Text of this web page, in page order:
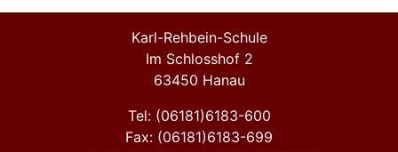
Karl-Rehbein-Schule
Im Schlosshof 2
63450 Hanau
Tel: (06181)6183-600
Fax: (06181)6183-699